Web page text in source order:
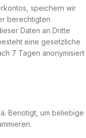
speichern wir
berechtigten
Daten an Dritte
eine gesetzliche
7 Tagen anonymisiert
Benötigt, um beliebige